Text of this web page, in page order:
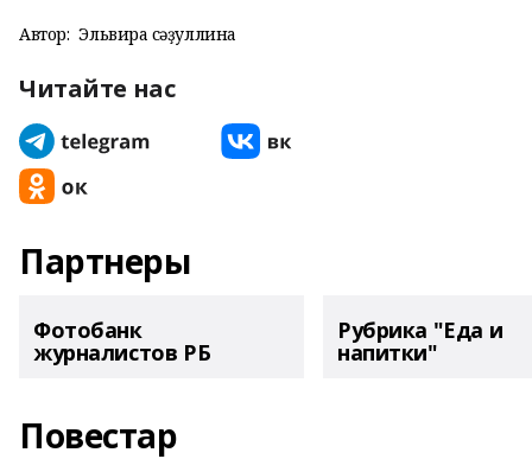
Автор: Эльвира Әсәҙуллина
Читайте нас
Партнеры
Фотобанк
журналистов РБ
Рубрика "Еда и
напитки"
Повестар